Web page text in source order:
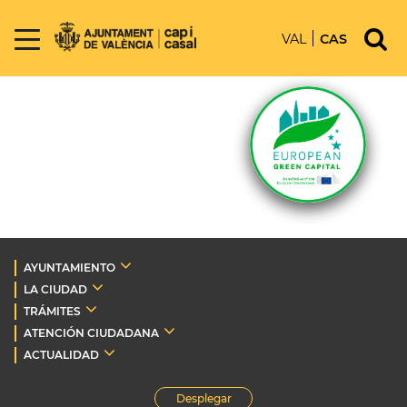
VAL CAS
AYUNTAMIENTO
LA CIUDAD
TRÁMITES
ATENCIÓN CIUDADANA
ACTUALIDAD
Desplegar